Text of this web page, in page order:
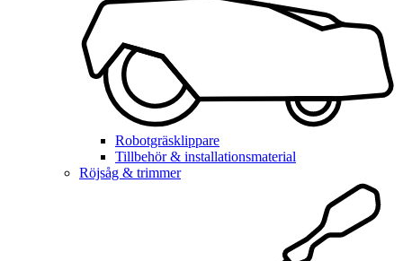
Robotgräsklippare
Tillbehör & installationsmaterial
Röjsåg & trimmer